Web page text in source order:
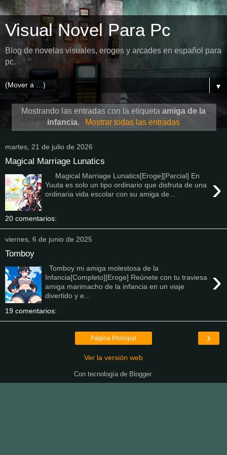
Visual Novel Para Pc
Blog de novelas visuales, eroges y arcades en español para
pc.
▼
Mostrando las entradas con la etiqueta amiga de la
infancia. Mostrar todas las entradas
martes, 21 de julio de 2026
Magical Marriage Lunatics
›
Magical Marriage Lunatics[Eroge][Parcial] En
Yuuta es solo un tipo ordinario que disfruta de una
ordinaria vida escolar con su amiga de...
20 comentarios:
viernes, 6 de junio de 2025
Tomboy
›
Tomboy mi amiga molestosa de la
Infancia[Completo][Eroge] Reúnete con tu traviesa
amiga marimacho de la infancia en un viaje
divertido y e...
19 comentarios:
›
Página Principal
Ver la versión web
Con tecnología de Blogger.